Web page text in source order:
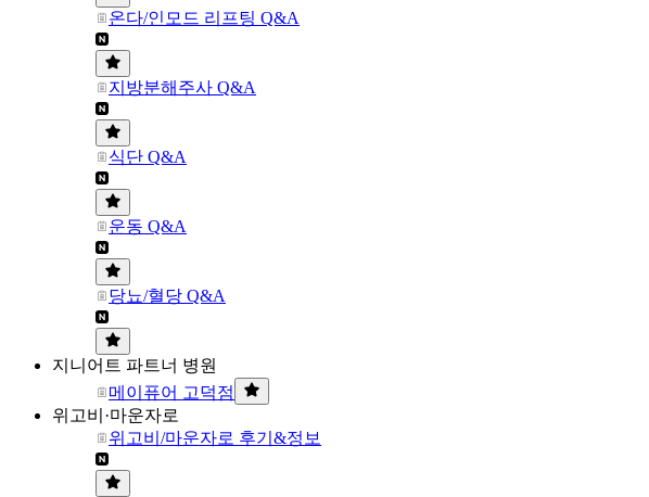
온다/인모드 리프팅 Q&A
지방분해주사 Q&A
식단 Q&A
운동 Q&A
당뇨/혈당 Q&A
지니어트 파트너 병원
메이퓨어 고덕점
위고비·마운자로
위고비/마운자로 후기&정보